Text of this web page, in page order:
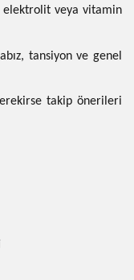
elektrolit veya vitamin
tansiyon ve genel
takip önerileri